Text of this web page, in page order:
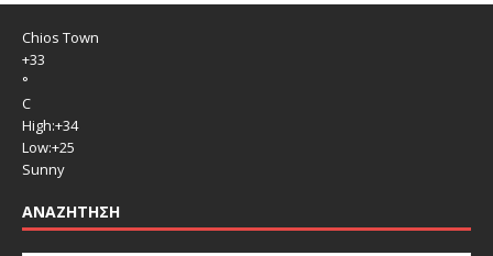
Chios Town
+33
°
C
High:+34
Low:+25
Sunny
ΑΝΑΖΉΤΗΣΗ